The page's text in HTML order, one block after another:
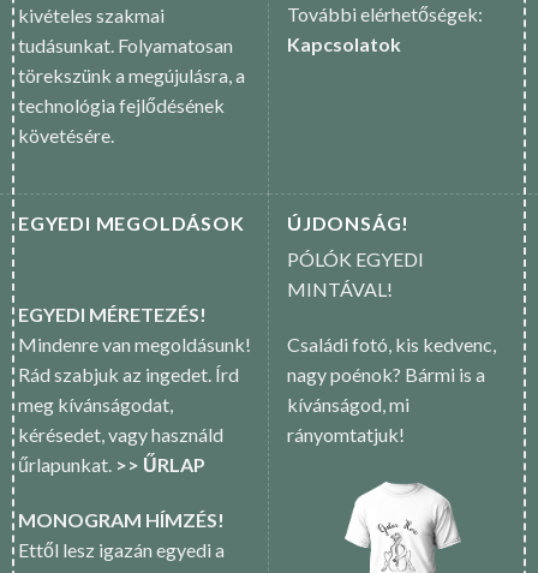
kivételes szakmai
tudásunkat. Folyamatosan
törekszünk a megújulásra, a
technológia fejlődésének
követésére.
További elérhetőségek:
Kapcsolatok
EGYEDI MEGOLDÁSOK
EGYEDI MÉRETEZÉS!
Mindenre van megoldásunk!
Rád szabjuk az ingedet. Írd
meg kívánságodat,
kérésedet, vagy használd
űrlapunkat. >> ŰRLAP
MONOGRAM HÍMZÉS!
Ettől lesz igazán egyedi a
ÚJDONSÁG!
PÓLÓK EGYEDI
MINTÁVAL!
Családi fotó, kis kedvenc,
nagy poénok? Bármi is a
kívánságod, mi
rányomtatjuk!